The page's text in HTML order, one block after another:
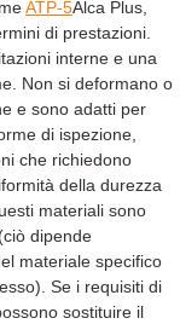
ATP-5Alca Plus,
di prestazioni.
interne e una
Non si deformano o
e sono adatti per
di ispezione,
che richiedono
della durezza
materiali sono
dipende
materiale specifico
Se i requisiti di
sostituire il